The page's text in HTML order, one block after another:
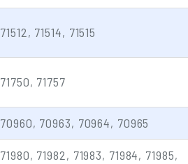
71512, 71514, 71515
71750, 71757
70960, 70963, 70964, 70965
71980, 71982, 71983, 71984, 71985,